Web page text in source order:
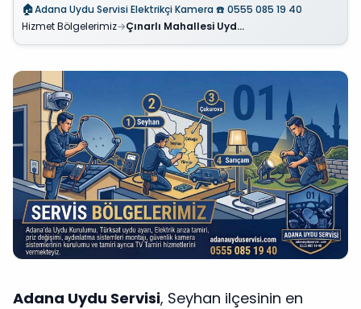
🏠Adana Uydu Servisi Elektrikçi Kamera ☎️ 0555 085 19 40
Hizmet Bölgelerimiz→ Çınarlı Mahallesi Uyducu Uydu Anten Servisi
Adana Uydu Servisi, Seyhan ilçesinin en